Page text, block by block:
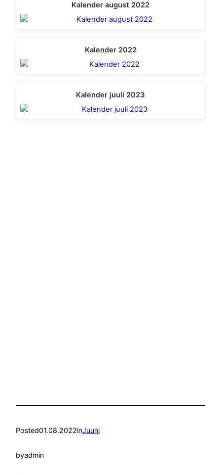
Kalender august 2022
Kalender 2022
Kalender juuli 2023
Posted01.08.2022inJuuni
byadmin